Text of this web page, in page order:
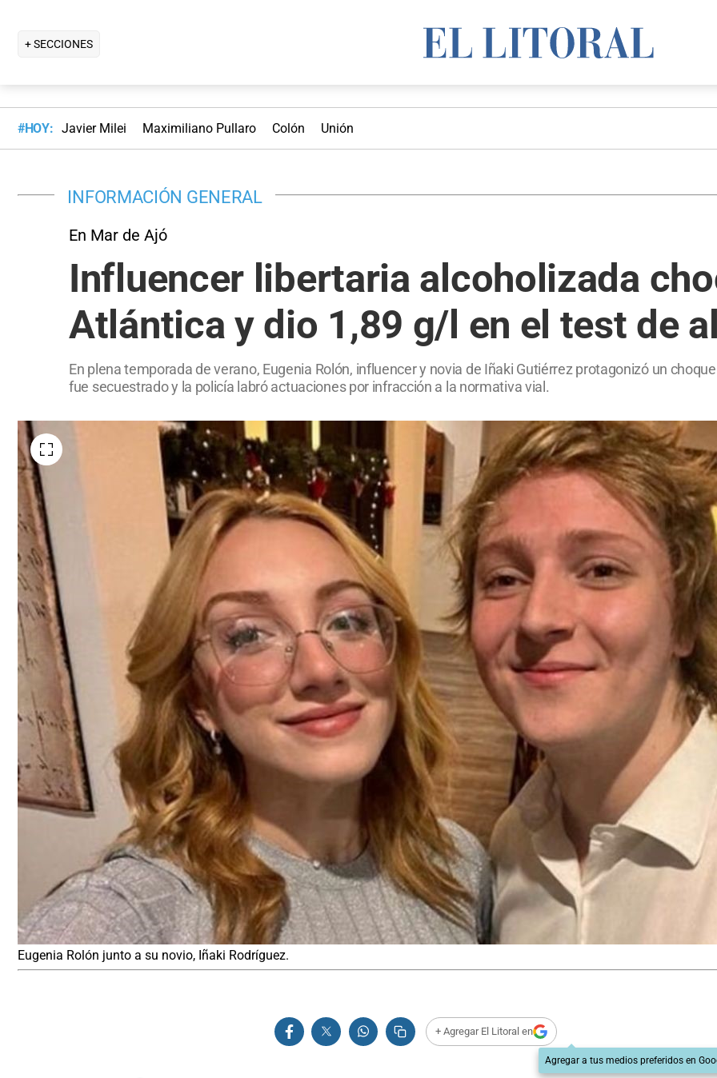
+ SECCIONES
#HOY: Javier Milei Maximiliano Pullaro Colón Unión
INFORMACIÓN GENERAL
En Mar de Ajó
Influencer libertaria alcoholizada
Atlántica y dio 1,89 g/l en el test de
En plena temporada de verano, Eugenia Rolón, influencer y novia de Iñaki Gutiérrez protagonizó un
fue secuestrado y la policía labró actuaciones por infracción a la normativa vial.
Eugenia Rolón junto a su novio, Iñaki Rodríguez.
+ Agregar El Litoral en
Agregar a tus medios preferidos en